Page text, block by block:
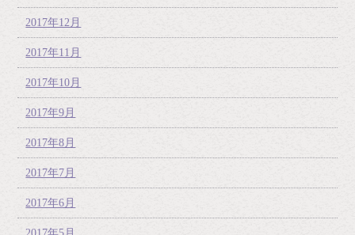
2017年12月
2017年11月
2017年10月
2017年9月
2017年8月
2017年7月
2017年6月